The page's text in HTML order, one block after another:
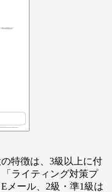
特徴は、3級以上に付
ライティング対策プ
メール、2級・準1級は